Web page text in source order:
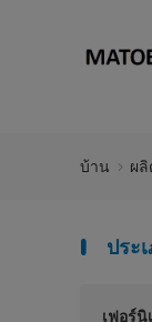
บ้าน ผ
ประ
เฟอร์นิ